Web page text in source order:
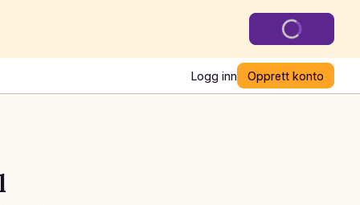
Logg inn Opprett konto